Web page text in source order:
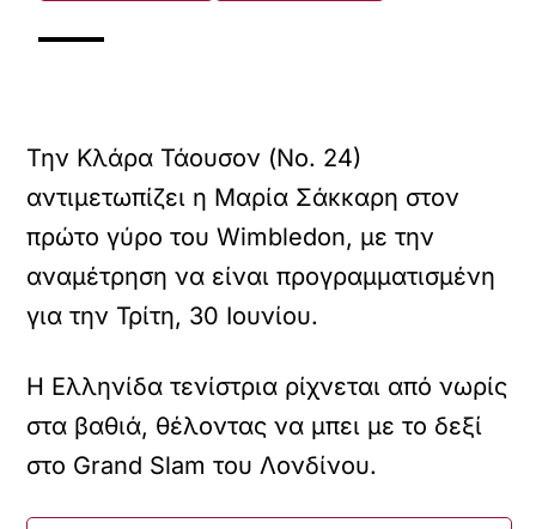
Την Κλάρα Τάουσον (Νο. 24)
αντιμετωπίζει η Μαρία Σάκκαρη στον
πρώτο γύρο του Wimbledon, με την
αναμέτρηση να είναι προγραμματισμένη
για την Τρίτη, 30 Ιουνίου.
Η Ελληνίδα τενίστρια ρίχνεται από νωρίς
στα βαθιά, θέλοντας να μπει με το δεξί
στο Grand Slam του Λονδίνου.